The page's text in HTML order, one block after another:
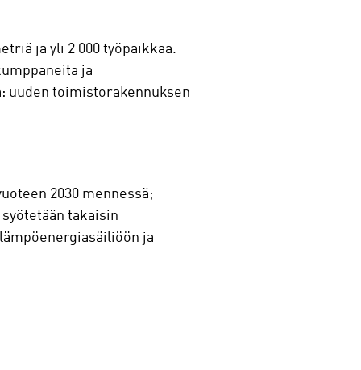
ja yli 2 000 työpaikkaa.
ja
uuden toimistorakennuksen
2030 mennessä;
takaisin
ja